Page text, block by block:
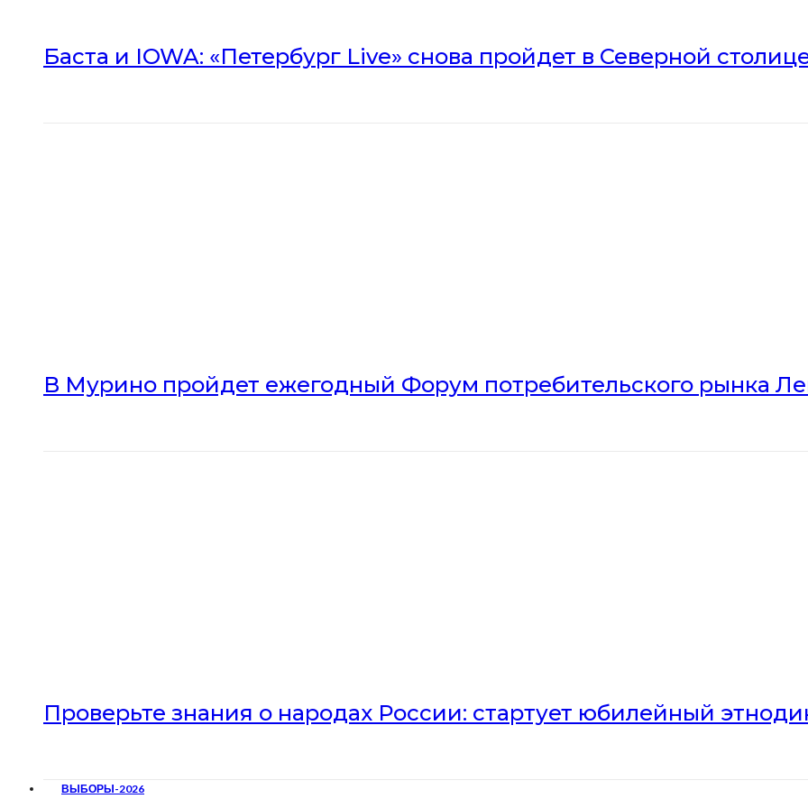
Баста и IOWA: «Петербург Live» снова пройдет в Северной
В Мурино пройдет ежегодный Форум потребительского рынка
Проверьте знания о народах России: стартует юбилейный
ВЫБОРЫ-2026